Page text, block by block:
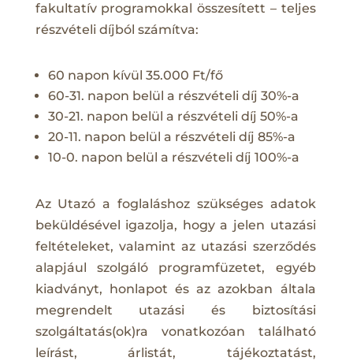
fakultatív programokkal összesített – teljes
részvételi díjból számítva:
60 napon kívül 35.000 Ft/fő
60-31. napon belül a részvételi díj 30%-a
30-21. napon belül a részvételi díj 50%-a
20-11. napon belül a részvételi díj 85%-a
10-0. napon belül a részvételi díj 100%-a
Az Utazó a foglaláshoz szükséges adatok
beküldésével igazolja, hogy a jelen utazási
feltételeket, valamint az utazási szerződés
alapjául szolgáló programfüzetet, egyéb
kiadványt, honlapot és az azokban általa
megrendelt utazási és biztosítási
szolgáltatás(ok)ra vonatkozóan található
leírást, árlistát, tájékoztatást,